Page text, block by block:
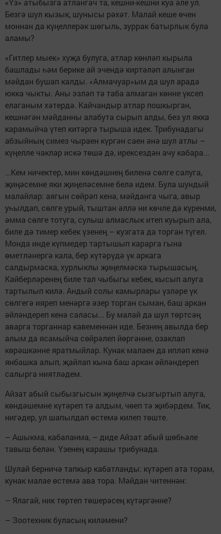
«Үз» атыбызга атлангач та, кешни-кешни куа әле ул.
Безгә шул кызык, шунысы рәхәт. Малай кеше өчен
моннан да күңеллерәк шөгыль, зуррак батырлык була
аламы?
«Гитлер мыек» хуҗа булуга, атлар көнләп кырыла
башлады һәм берике ай эчендә киртәләп алынган
мәйдан бушап калды. «Алмачуар»ым да шул арада
юкка чыкты. Аны эзләп тә таба алмаган көнне үксеп
елаганым хәтердә. Кайчандыр атлар пошкырган,
кешнәгән мәйданны алабута сырып алды, без ул якка
карамыйча үтеп китәргә тырыша идек. Трибунадагы
абзыйның симез чыраен күргән саен әнә шул атлы –
күңелле чаклар искә төшә дә, ирексездән ачу кабара...
...Кем ничектер, мин көндәшнең биленә сөлге салуга,
җиңәсемне яки җиңеләсемне белә идем. Була шундый
малайлар: аягын сөйрәп кенә, мәйданга чыга, авыр
уһылдап, сөлге урый, тыштан әллә ни көчле дә күренми,
әмма сөлге тотуга, сулыш алмаслык итеп куырып ала,
биле дә тимер кебек үзенең – кузгата да торган түгел.
Монда инде күпмедер тартышып карарга гына
өметләнергә кала, бер күтәрүдә үк аркага
салдырмаска, хурлыклы җиңелмәскә тырышасың.
Кайберләренең биле тал чыбыгы кебек, кысып алуга
тартылып килә. Андый солы камырлары үзләре үк
сөлгегә ияреп менәргә әзер торган сыман, баш аркан
әйләндереп кенә саласы... Бу малай да шул төртсәң
аварга торганнар кавеменнән иде. Безнең авылда бер
алым да ясамыйча сөйрәлеп йөргәнне, озаклап
көрәшкәнне яратмыйлар. Кунак малаен да ипләп кенә
янбашка алып, җайлап кына баш аркан әйләндереп
салырга ниятләдем.
Айзат абый сыбызгысын җиңелчә сызгыртып алуга,
көндәшемне күтәреп тә алдым, чөеп тә җибәрдем. Тик,
нигәдер, ул шапылдап өстемә килеп төште.
– Ашыкма, кабаланма, – диде Айзат абый шөбһәле
тавыш белән. Үзенең карашы трибунада.
Шулай берничә тапкыр кабатланды: күтәреп ата торам,
кунак малае өстемә ава тора. Мәйдан читеннән:
– Ялагай, ник төртеп төшерәсең күтәргәнне?
– Зоотехник буласың киләмени?